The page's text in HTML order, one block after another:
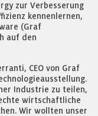
zur Verbesserung
kennenlernen,
(Graf
auf den
CEO von Graf
Industrie zu teilen,
wirtschaftliche
Wir wollten unser